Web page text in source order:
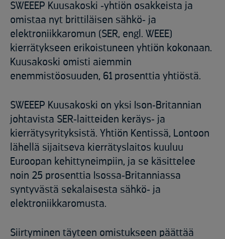
SWEEEP Kuusakoski ‑yhtiön osakkeista ja
omistaa nyt brittiläisen sähkö‑ ja
elektroniikkaromun (SER, engl. WEEE)
kierrätykseen erikoistuneen yhtiön kokonaan.
Kuusakoski omisti aiemmin
enemmistöosuuden, 61 prosenttia yhtiöstä.
SWEEEP Kuusakoski on yksi Ison‑Britannian
johtavista SER‑laitteiden keräys‑ ja
kierrätysyrityksistä. Yhtiön Kentissä, Lontoon
lähellä sijaitseva kierrätyslaitos kuuluu
Euroopan kehittyneimpiin, ja se käsittelee
noin 25 prosenttia Isossa‑Britanniassa
syntyvästä sekalaisesta sähkö‑ ja
elektroniikkaromusta.
Siirtyminen täyteen omistukseen päättää